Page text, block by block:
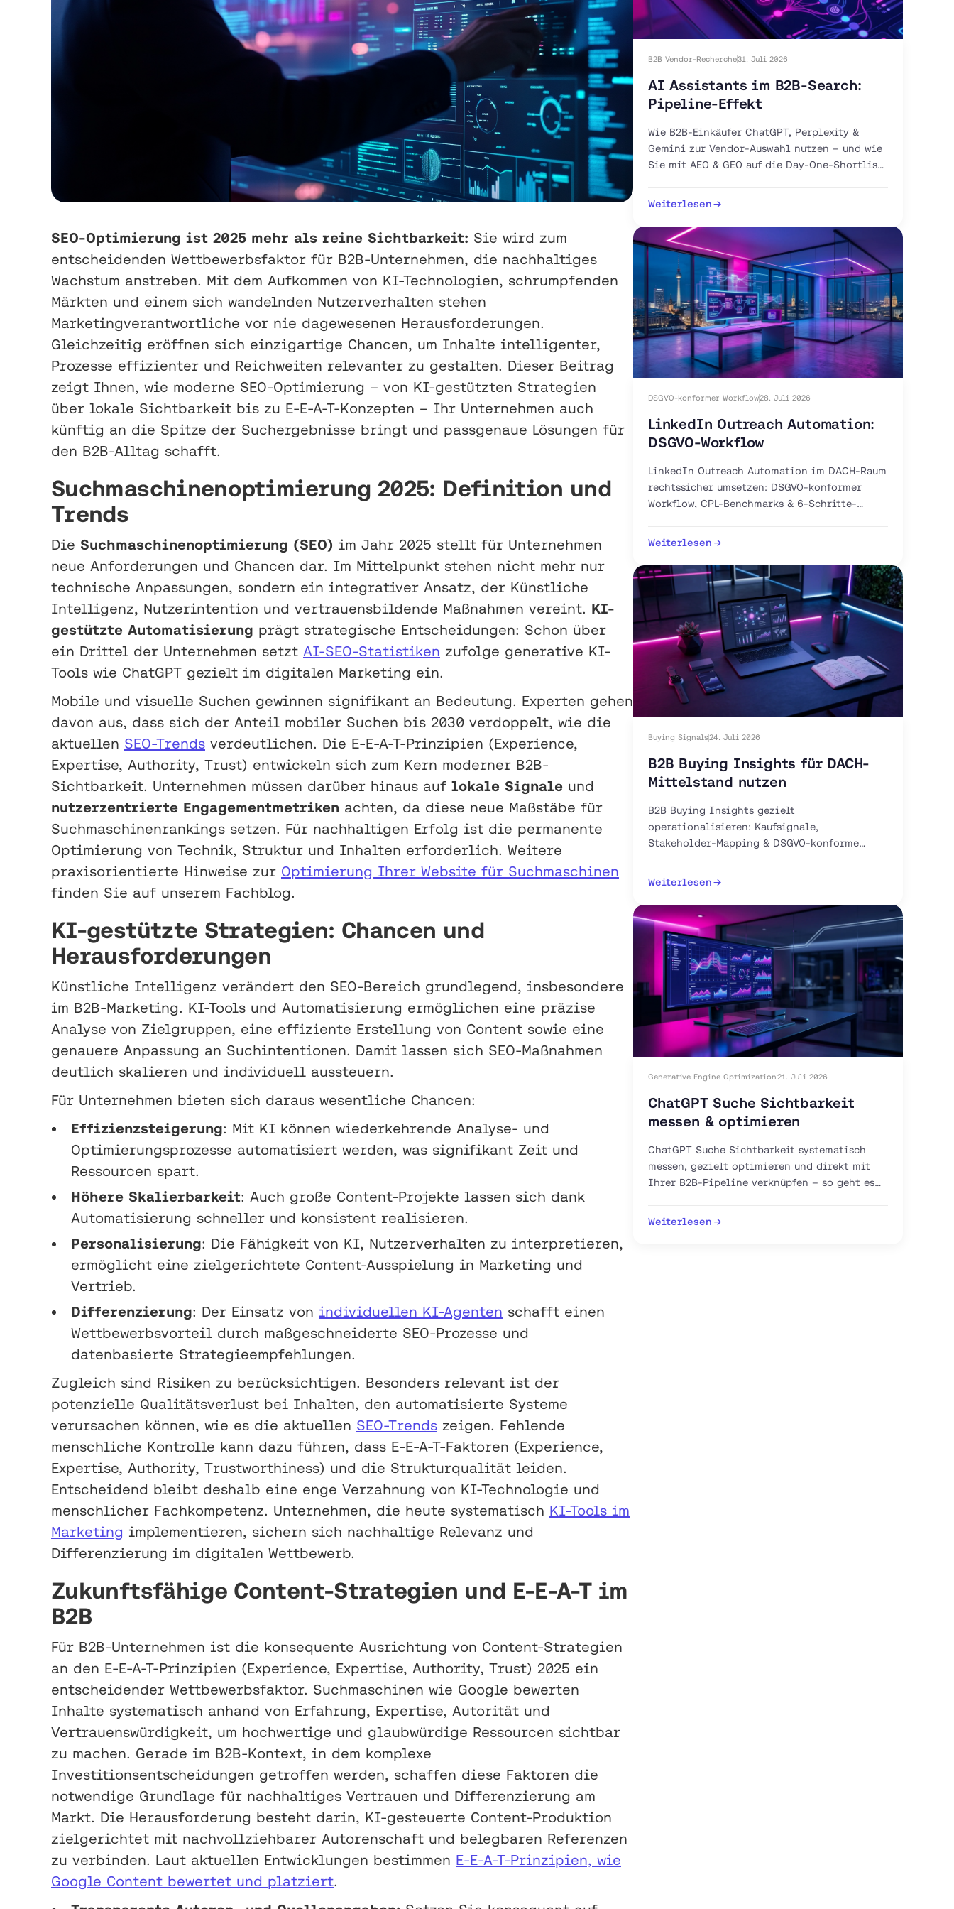
SEO-Optimierung ist 2025 mehr als reine Sichtbarkeit: Sie wird zum
entscheidenden Wettbewerbsfaktor für B2B-Unternehmen, die nachhaltiges
Wachstum anstreben. Mit dem Aufkommen von KI-Technologien, schrumpfenden
Märkten und einem sich wandelnden Nutzerverhalten stehen
Marketingverantwortliche vor nie dagewesenen Herausforderungen.
Gleichzeitig eröffnen sich einzigartige Chancen, um Inhalte intelligenter,
Prozesse effizienter und Reichweiten relevanter zu gestalten. Dieser Beitrag
zeigt Ihnen, wie moderne SEO-Optimierung – von KI-gestützten Strategien
über lokale Sichtbarkeit bis zu E-E-A-T-Konzepten – Ihr Unternehmen auch
künftig an die Spitze der Suchergebnisse bringt und passgenaue Lösungen für
den B2B-Alltag schafft.
Suchmaschinenoptimierung 2025: Definition und
Trends
Die Suchmaschinenoptimierung (SEO) im Jahr 2025 stellt für Unternehmen
neue Anforderungen und Chancen dar. Im Mittelpunkt stehen nicht mehr nur
technische Anpassungen, sondern ein integrativer Ansatz, der Künstliche
Intelligenz, Nutzerintention und vertrauensbildende Maßnahmen vereint. KI-
gestützte Automatisierung prägt strategische Entscheidungen: Schon über
ein Drittel der Unternehmen setzt AI-SEO-Statistiken zufolge generative KI-
Tools wie ChatGPT gezielt im digitalen Marketing ein.
Mobile und visuelle Suchen gewinnen signifikant an Bedeutung. Experten gehen
davon aus, dass sich der Anteil mobiler Suchen bis 2030 verdoppelt, wie die
aktuellen SEO-Trends verdeutlichen. Die E-E-A-T-Prinzipien (Experience,
Expertise, Authority, Trust) entwickeln sich zum Kern moderner B2B-
Sichtbarkeit. Unternehmen müssen darüber hinaus auf lokale Signale und
nutzerzentrierte Engagementmetriken achten, da diese neue Maßstäbe für
Suchmaschinenrankings setzen. Für nachhaltigen Erfolg ist die permanente
Optimierung von Technik, Struktur und Inhalten erforderlich. Weitere
praxisorientierte Hinweise zur Optimierung Ihrer Website für Suchmaschinen
finden Sie auf unserem Fachblog.
KI-gestützte Strategien: Chancen und
Herausforderungen
Künstliche Intelligenz verändert den SEO-Bereich grundlegend, insbesondere
im B2B-Marketing. KI-Tools und Automatisierung ermöglichen eine präzise
Analyse von Zielgruppen, eine effiziente Erstellung von Content sowie eine
genauere Anpassung an Suchintentionen. Damit lassen sich SEO-Maßnahmen
deutlich skalieren und individuell aussteuern.
Für Unternehmen bieten sich daraus wesentliche Chancen:
Effizienzsteigerung: Mit KI können wiederkehrende Analyse- und
Optimierungsprozesse automatisiert werden, was signifikant Zeit und
Ressourcen spart.
Höhere Skalierbarkeit: Auch große Content-Projekte lassen sich dank
Automatisierung schneller und konsistent realisieren.
Personalisierung: Die Fähigkeit von KI, Nutzerverhalten zu interpretieren,
ermöglicht eine zielgerichtete Content-Ausspielung in Marketing und
Vertrieb.
Differenzierung: Der Einsatz von individuellen KI-Agenten schafft einen
Wettbewerbsvorteil durch maßgeschneiderte SEO-Prozesse und
datenbasierte Strategieempfehlungen.
Zugleich sind Risiken zu berücksichtigen. Besonders relevant ist der
potenzielle Qualitätsverlust bei Inhalten, den automatisierte Systeme
verursachen können, wie es die aktuellen SEO-Trends zeigen. Fehlende
menschliche Kontrolle kann dazu führen, dass E-E-A-T-Faktoren (Experience,
Expertise, Authority, Trustworthiness) und die Strukturqualität leiden.
Entscheidend bleibt deshalb eine enge Verzahnung von KI-Technologie und
menschlicher Fachkompetenz. Unternehmen, die heute systematisch KI-Tools im
Marketing implementieren, sichern sich nachhaltige Relevanz und
Differenzierung im digitalen Wettbewerb.
Zukunftsfähige Content-Strategien und E-E-A-T im
B2B
Für B2B-Unternehmen ist die konsequente Ausrichtung von Content-Strategien
an den E-E-A-T-Prinzipien (Experience, Expertise, Authority, Trust) 2025 ein
entscheidender Wettbewerbsfaktor. Suchmaschinen wie Google bewerten
Inhalte systematisch anhand von Erfahrung, Expertise, Autorität und
Vertrauenswürdigkeit, um hochwertige und glaubwürdige Ressourcen sichtbar
zu machen. Gerade im B2B-Kontext, in dem komplexe
Investitionsentscheidungen getroffen werden, schaffen diese Faktoren die
notwendige Grundlage für nachhaltiges Vertrauen und Differenzierung am
Markt. Die Herausforderung besteht darin, KI-gesteuerte Content-Produktion
zielgerichtet mit nachvollziehbarer Autorenschaft und belegbaren Referenzen
zu verbinden. Laut aktuellen Entwicklungen bestimmen E-E-A-T-Prinzipien, wie
Google Content bewertet und platziert.
B2B Vendor-Recherche31. Juli 2026
AI Assistants im B2B-Search:
Pipeline-Effekt
Wie B2B-Einkäufer ChatGPT, Perplexity &
Gemini zur Vendor-Auswahl nutzen – und wie
Sie mit AEO & GEO auf die Day-One-Shortlist
Weiterlesen
DSGVO-konformer Workflow28. Juli 2026
LinkedIn Outreach Automation:
DSGVO-Workflow
LinkedIn Outreach Automation im DACH-Raum
rechtssicher umsetzen: DSGVO-konformer
Workflow, CPL-Benchmarks & 6-Schritte-
Weiterlesen
Buying Signals24. Juli 2026
B2B Buying Insights für DACH-
Mittelstand nutzen
B2B Buying Insights gezielt
operationalisieren: Kaufsignale,
Stakeholder-Mapping & DSGVO-konforme
Pipeline aufbauen.
Weiterlesen
Generative Engine Optimization21. Juli 2026
ChatGPT Suche Sichtbarkeit
messen & optimieren
ChatGPT Suche Sichtbarkeit systematisch
messen, gezielt optimieren und direkt mit
Ihrer B2B-Pipeline verknüpfen – so geht es
Weiterlesen